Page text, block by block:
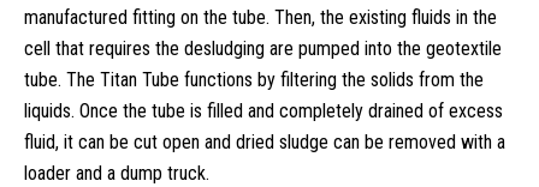
manufactured fitting on the tube. Then, the existing fluids in the
cell that requires the desludging are pumped into the geotextile
tube. The Titan Tube functions by filtering the solids from the
liquids. Once the tube is filled and completely drained of excess
fluid, it can be cut open and dried sludge can be removed with a
loader and a dump truck.